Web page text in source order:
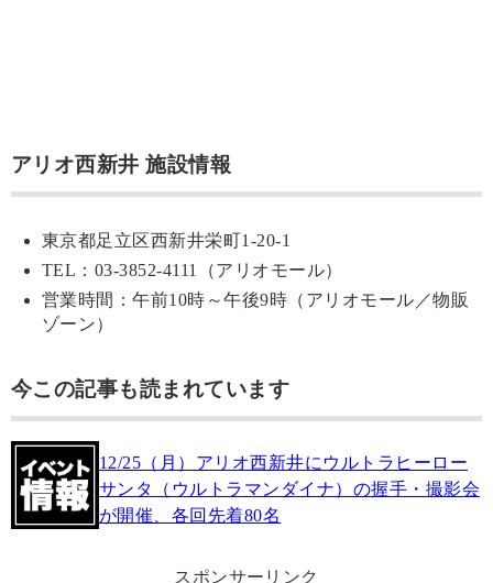
アリオ西新井 施設情報
東京都足立区西新井栄町1-20-1
TEL：03-3852-4111（アリオモール）
営業時間：午前10時～午後9時（アリオモール／物販
ゾーン）
今この記事も読まれています
12/25（月）アリオ西新井にウルトラヒーロー
サンタ（ウルトラマンダイナ）の握手・撮影会
が開催、各回先着80名
スポンサーリンク